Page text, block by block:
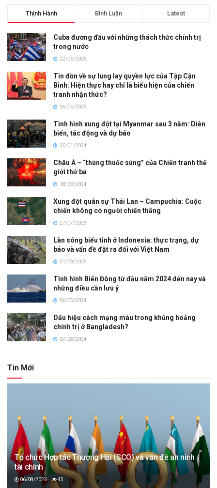
Thịnh Hành Bình Luận Latest
Cuba đương đầu với những thách thức chính trị
trong nước
22/06/2025
Tin đồn về sự lung lay quyền lực của Tập Cận
Bình: Hiện thực hay chỉ là biểu hiện của chiến
tranh nhận thức?
04/06/2025
Tình hình xung đột tại Myanmar sau 3 năm: Diễn
biến, tác động và dự báo
30/01/2024
Châu Á – “thùng thuốc súng” của Chiến tranh thế
giới thứ ba
18/09/2024
Xung đột quân sự Thái Lan – Campuchia: Cuộc
chiến không có người chiến thắng
27/07/2025
Làn sóng biểu tình ở Indonesia: thực trạng, dự
báo và vấn đề đặt ra đối với Việt Nam
01/09/2025
Tình hình Biển Đông từ đầu năm 2024 đến nay và
những điều cần lưu ý
06/05/2024
Dấu hiệu cách mạng màu trong khủng hoảng
chính trị ở Bangladesh?
07/08/2024
Tin Mới
Tổ chức Hợp tác Thượng Hải (SCO) và vấn đề an ninh
tài chính
06/08/2026 45